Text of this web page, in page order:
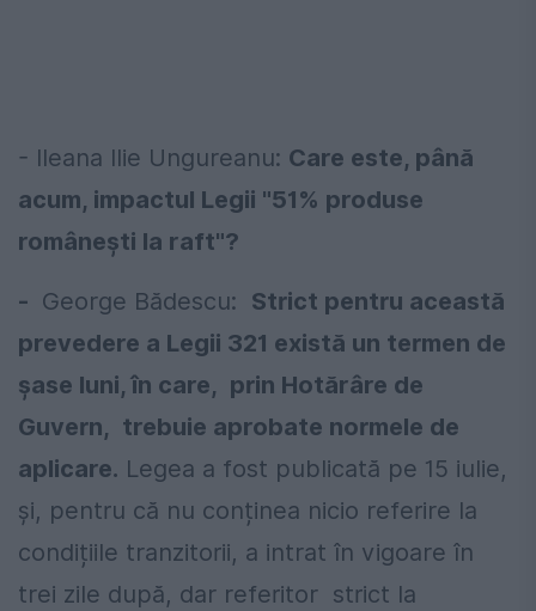
- Ileana Ilie Ungureanu: Care este, până
acum, impactul Legii "51% produse
românești la raft"?
- George Bădescu: Strict pentru această
prevedere a Legii 321 există un termen de
șase luni, în care, prin Hotărâre de
Guvern, trebuie aprobate normele de
aplicare. Legea a fost publicată pe 15 iulie,
și, pentru că nu conținea nicio referire la
condițiile tranzitorii, a intrat în vigoare în
trei zile după, dar referitor strict la